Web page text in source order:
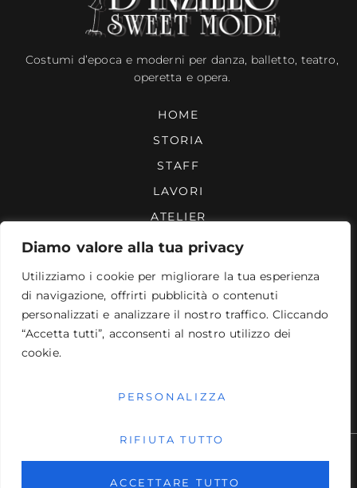
Diamo valore alla tua privacy
Utilizziamo i cookie per migliorare la tua esperienza
di navigazione, offrirti pubblicità o contenuti
personalizzati e analizzare il nostro traffico. Cliccando
“Accetta tutti”, acconsenti al nostro utilizzo dei
cookie.
PERSONALIZZA
RIFIUTA TUTTO
ACCETTARE TUTTO
Costumi d’epoca e moderni per danza, balletto, teatro,
operetta e opera.
HOME
STORIA
STAFF
LAVORI
ATELIER
REPERTORIO
CONTATTI
Uffici - Sartoria - Magazzino
Via A. Targioni Tozzetti, 32 – Roma
Lun. – Ven. 09:00–17:30
D'Inzillo Sweet Mode SRL
P.IVA: 04003191006
Via A. Targioni Tozzetti, 32 - Roma